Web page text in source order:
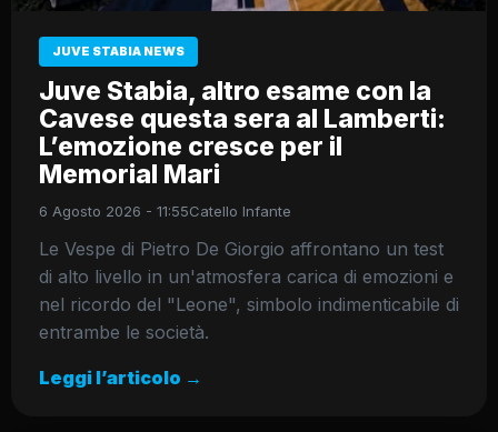
JUVE STABIA NEWS
Juve Stabia, altro esame con la
Cavese questa sera al Lamberti:
L’emozione cresce per il
Memorial Mari
6 Agosto 2026 - 11:55Catello Infante
Le Vespe di Pietro De Giorgio affrontano un test
di alto livello in un'atmosfera carica di emozioni e
nel ricordo del "Leone", simbolo indimenticabile di
entrambe le società.
Leggi l’articolo →